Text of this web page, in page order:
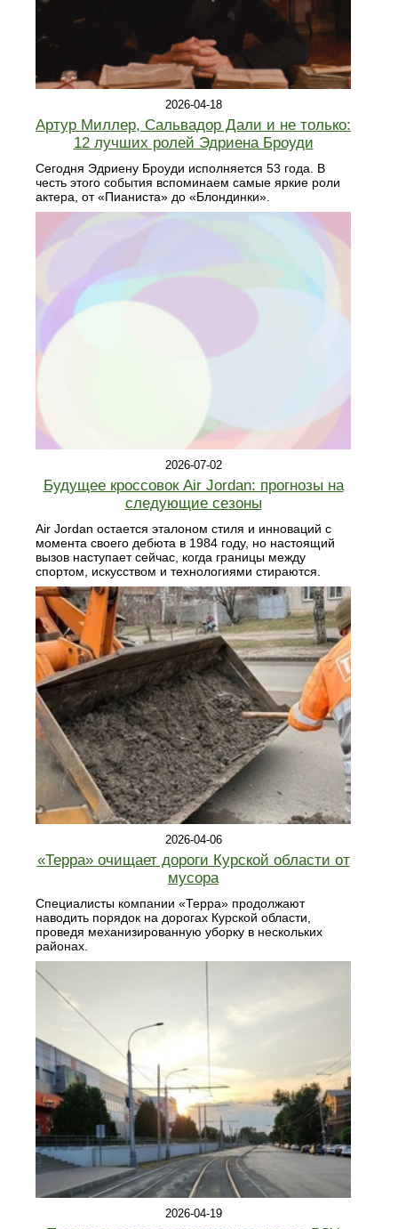
2026-04-18
Артур Миллер, Сальвадор Дали и не только:
12 лучших ролей Эдриена Броуди
Сегодня Эдриену Броуди исполняется 53 года. В
честь этого события вспоминаем самые яркие роли
актера, от «Пианиста» до «Блондинки».
2026-07-02
Будущее кроссовок Air Jordan: прогнозы на
следующие сезоны
Air Jordan остается эталоном стиля и инноваций с
момента своего дебюта в 1984 году, но настоящий
вызов наступает сейчас, когда границы между
спортом, искусством и технологиями стираются.
2026-04-06
«Терра» очищает дороги Курской области от
мусора
Специалисты компании «Терра» продолжают
наводить порядок на дорогах Курской области,
проведя механизированную уборку в нескольких
районах.
2026-04-19